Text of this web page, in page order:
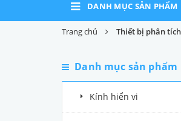
DANH MỤC SẢN PHẨM
Trang chủ Thiết bị phân
Danh mục sản phẩm
Kính hiển vi